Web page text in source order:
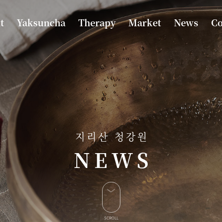
Yaksuncha Therapy Market News
지리산 청강원
NEWS
SCROLL